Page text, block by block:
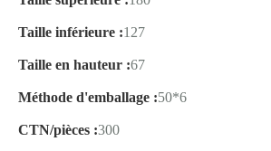
Taille inférieure :127
Taille en hauteur :67
Méthode d'emballage :50*6
CTN/pièces :300